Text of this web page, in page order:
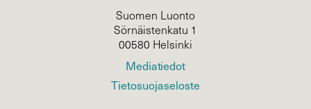
Suomen Luonto
Sörnäistenkatu 1
00580 Helsinki
Mediatiedot
Tietosuojaseloste